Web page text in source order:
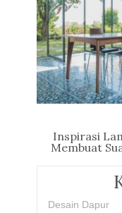
Inspirasi
Membuat
Desain Dapur